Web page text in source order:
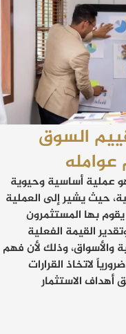
السوق
عوامله
عملية أساسية وحيوية
حيث يشير إلى العملية
يقوم بها المستثمرون
القيمة الفعلية
والأسواق، وذلك لأن فهم
لاتخاذ القرارات
أهداف الاستثمار